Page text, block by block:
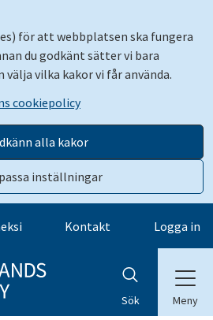
för att webbplatsen ska fungera
du godkänt sätter vi bara
välja vilka kakor vi får använda.
cookiepolicy
alla kakor
inställningar
Kontakt Logga in
Sök Meny